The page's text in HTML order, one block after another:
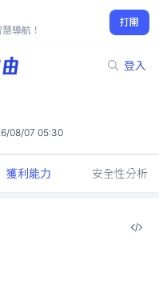
導航！
打開
登入
08/07 05:30
獲利能力 安全性分析